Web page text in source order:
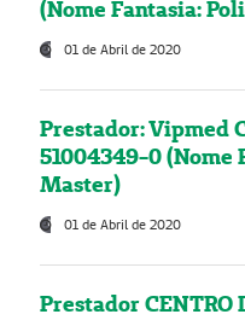
(Nome Fantasia:
01 de Abril de 2020
Prestador: Vipmed
51004349-0 (Nome
Master)
01 de Abril de 2020
Prestador CENTRO